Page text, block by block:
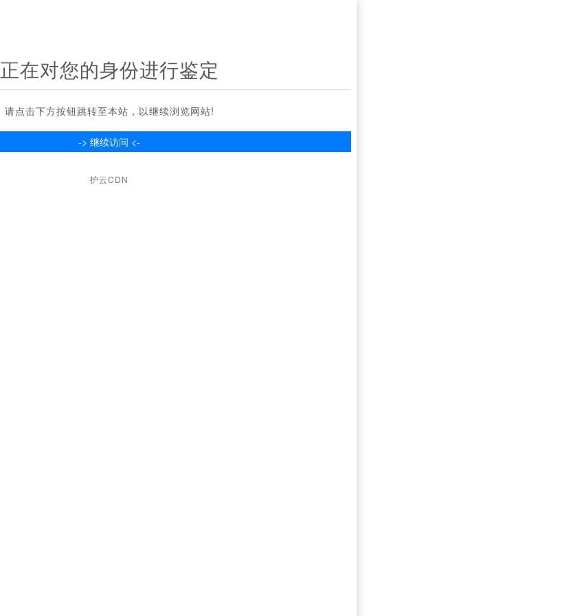
正在对您的身份进行鉴定
请点击下方按钮跳转至本站，以继续浏览网站!
护云CDN